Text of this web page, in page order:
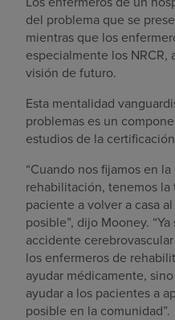
del problema que se
mientras que los
especialmente los
visión de futuro.
Esta mentalidad
problemas es un
estudios de la
“Cuando nos fijamos en
rehabilitación, tenemos la
paciente a volver a casa
posible”, dijo Mooney.
accidente
los enfermeros de
ayudar médicamente,
ayudar a los pacientes a
posible en la comunidad”.